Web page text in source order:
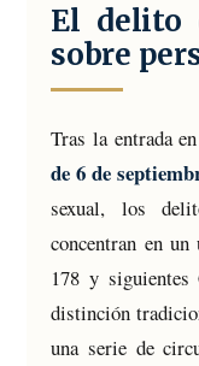
El delito
sobre
Tras la entrada
de 6 de
sexual, los
concentran en
178 y
distinción
una serie de